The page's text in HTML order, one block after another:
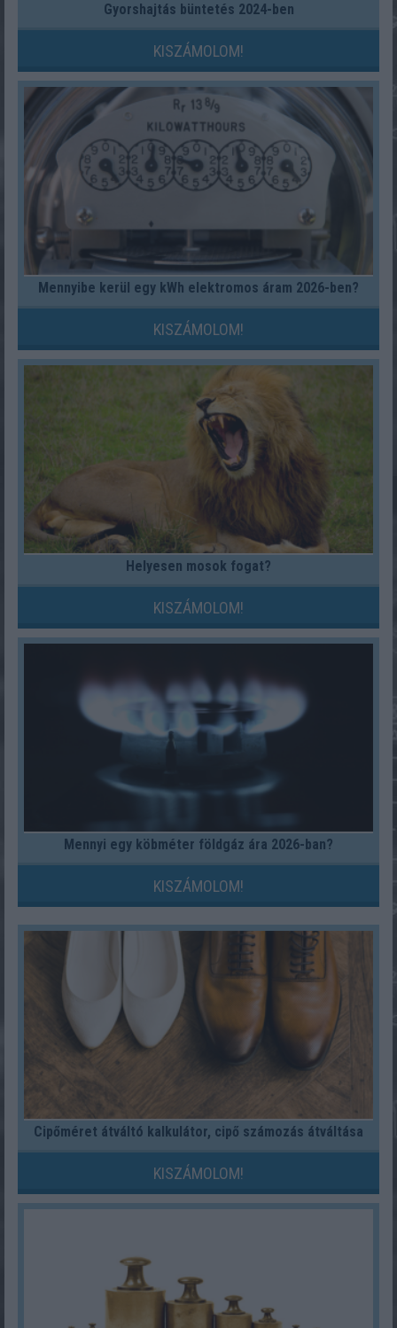
Gyorshajtás büntetés 2024-ben
KISZÁMOLOM!
Mennyibe kerül egy kWh elektromos áram 2026-ben?
KISZÁMOLOM!
Helyesen mosok fogat?
KISZÁMOLOM!
Mennyi egy köbméter földgáz ára 2026-ban?
KISZÁMOLOM!
Cipőméret átváltó kalkulátor, cipő számozás átváltása
KISZÁMOLOM!